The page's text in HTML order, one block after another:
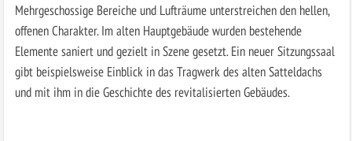
Mehrgeschossige Bereiche und Lufträume unterstreichen den hellen,
offenen Charakter. Im alten Hauptgebäude wurden bestehende
Elemente saniert und gezielt in Szene gesetzt. Ein neuer Sitzungssaal
gibt beispielsweise Einblick in das Tragwerk des alten Satteldachs
und mit ihm in die Geschichte des revitalisierten Gebäudes.